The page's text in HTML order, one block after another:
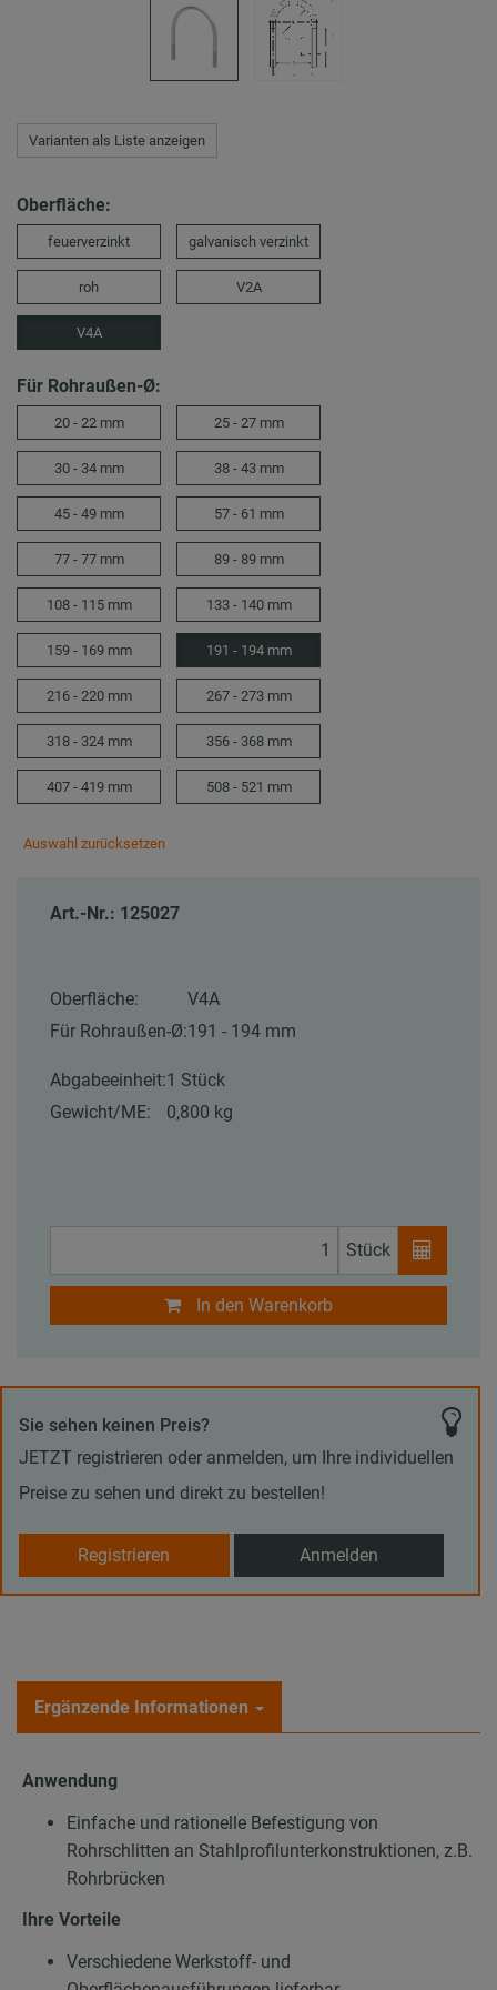
Varianten als Liste anzeigen
Oberfläche:
feuerverzinkt galvanisch verzinkt
roh V2A
V4A
Für Rohraußen-Ø:
20 - 22 mm 25 - 27 mm
30 - 34 mm 38 - 43 mm
45 - 49 mm 57 - 61 mm
77 - 77 mm 89 - 89 mm
108 - 115 mm 133 - 140 mm
159 - 169 mm 191 - 194 mm
216 - 220 mm 267 - 273 mm
318 - 324 mm 356 - 368 mm
407 - 419 mm 508 - 521 mm
Auswahl zurücksetzen
Art.-Nr.: 125027
Oberfläche:
V4A
Für Rohraußen-Ø:191 - 194 mm
Abgabeeinheit:1 Stück
Gewicht/ME:
0,800 kg
Stück
In den Warenkorb
Sie sehen keinen Preis?
JETZT registrieren oder anmelden, um Ihre individuellen
Preise zu sehen und direkt zu bestellen!
Registrieren Anmelden
Ergänzende Informationen
Anwendung
Einfache und rationelle Befestigung von
Rohrschlitten an Stahlprofilunterkonstruktionen, z.B.
Rohrbrücken
Ihre Vorteile
Verschiedene Werkstoff- und